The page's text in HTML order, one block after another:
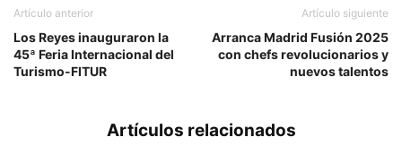
Artículo anterior
Los Reyes inauguraron la
45ª Feria Internacional del
Turismo-FITUR
Artículo siguiente
Arranca Madrid Fusión 2025
con chefs revolucionarios y
nuevos talentos
Artículos relacionados